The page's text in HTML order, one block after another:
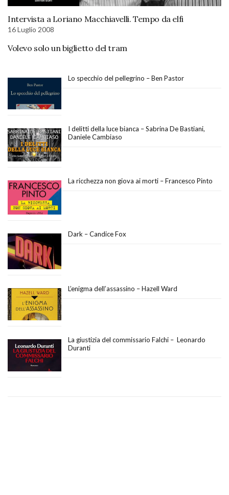
Intervista a Loriano Macchiavelli. Tempo da elfi
16 Luglio 2008
Volevo solo un biglietto del tram
Lo specchio del pellegrino – Ben Pastor
I delitti della luce bianca – Sabrina De Bastiani,
Daniele Cambiaso
La ricchezza non giova ai morti – Francesco Pinto
Dark – Candice Fox
L’enigma dell’assassino – Hazell Ward
La giustizia del commissario Falchi – Leonardo
Duranti